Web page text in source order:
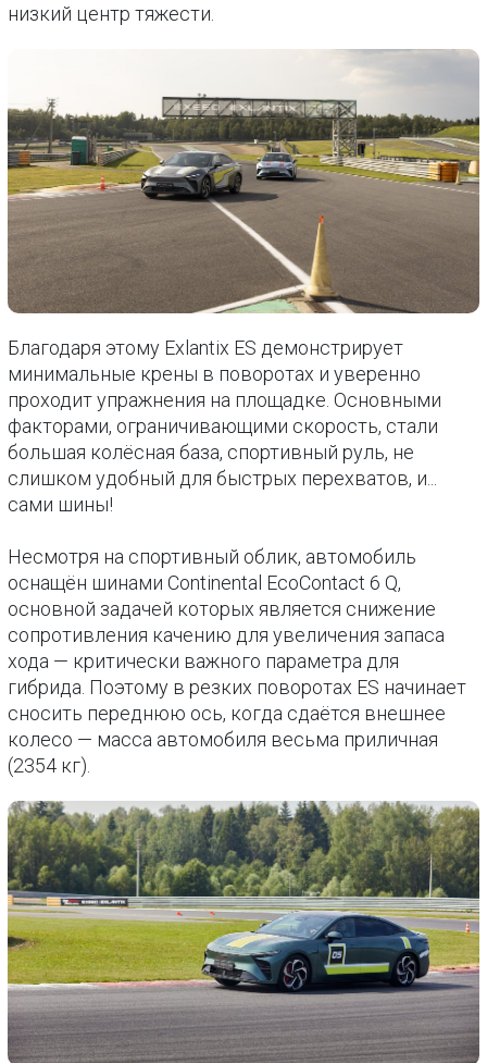
низкий центр тяжести.
Благодаря этому Exlantix ES демонстрирует
минимальные крены в поворотах и уверенно
проходит упражнения на площадке. Основными
факторами, ограничивающими скорость, стали
большая колёсная база, спортивный руль, не
слишком удобный для быстрых перехватов, и...
сами шины!
Несмотря на спортивный облик, автомобиль
оснащён шинами Continental EcoContact 6 Q,
основной задачей которых является снижение
сопротивления качению для увеличения запаса
хода — критически важного параметра для
гибрида. Поэтому в резких поворотах ES начинает
сносить переднюю ось, когда сдаётся внешнее
колесо — масса автомобиля весьма приличная
(2354 кг).